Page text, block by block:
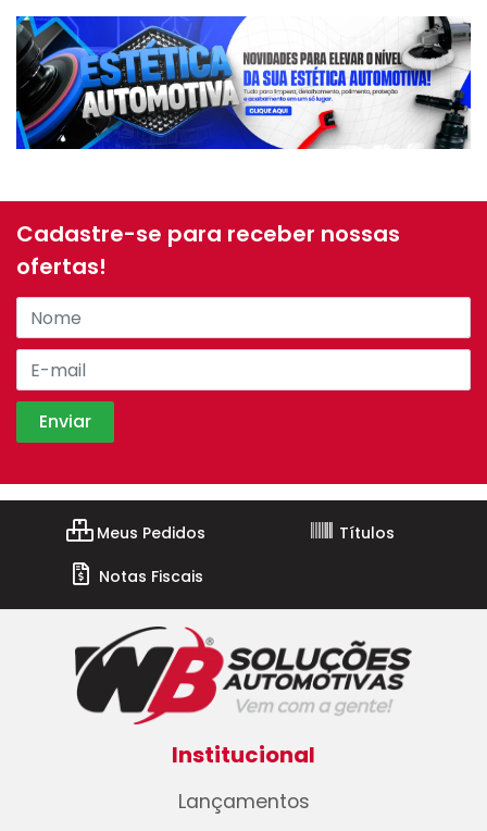
Cadastre-se para receber nossas
ofertas!
Meus Pedidos
Títulos
Notas Fiscais
Institucional
Lançamentos